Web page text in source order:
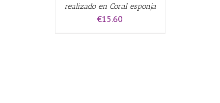
realizado en Coral esponja
€15.60